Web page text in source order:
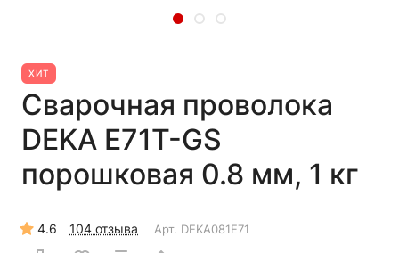
ХИТ
Сварочная проволока
DEKA E71T-GS
порошковая 0.8 мм, 1 кг
4.6 104 отзыва Арт. DEKA081E71